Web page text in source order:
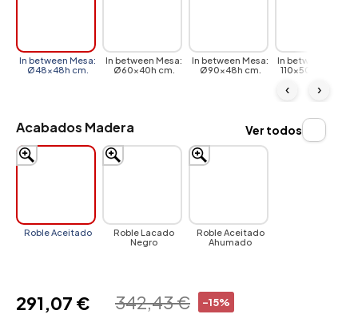
In between Mesa:
Ø48x48h cm.
In between Mesa:
Ø60x40h cm.
In between Mesa:
Ø90x48h cm.
In between Mesa-
110x50x48h cm.
‹ ›
Acabados Madera
Roble Aceitado
Roble Lacado
Negro
Roble Aceitado
Ahumado
Ver todos
-15%
342,43 €
291,07 €